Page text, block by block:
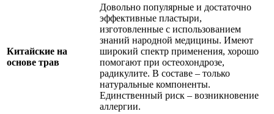
Китайские на
основе трав
Довольно популярные и достаточно
эффективные пластыри,
изготовленные с использованием
знаний народной медицины. Имеют
широкий спектр применения, хорошо
помогают при остеохондрозе,
радикулите. В составе – только
натуральные компоненты.
Единственный риск – возникновение
аллергии.